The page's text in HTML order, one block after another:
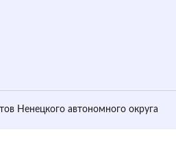
Ненецкого автономного округа